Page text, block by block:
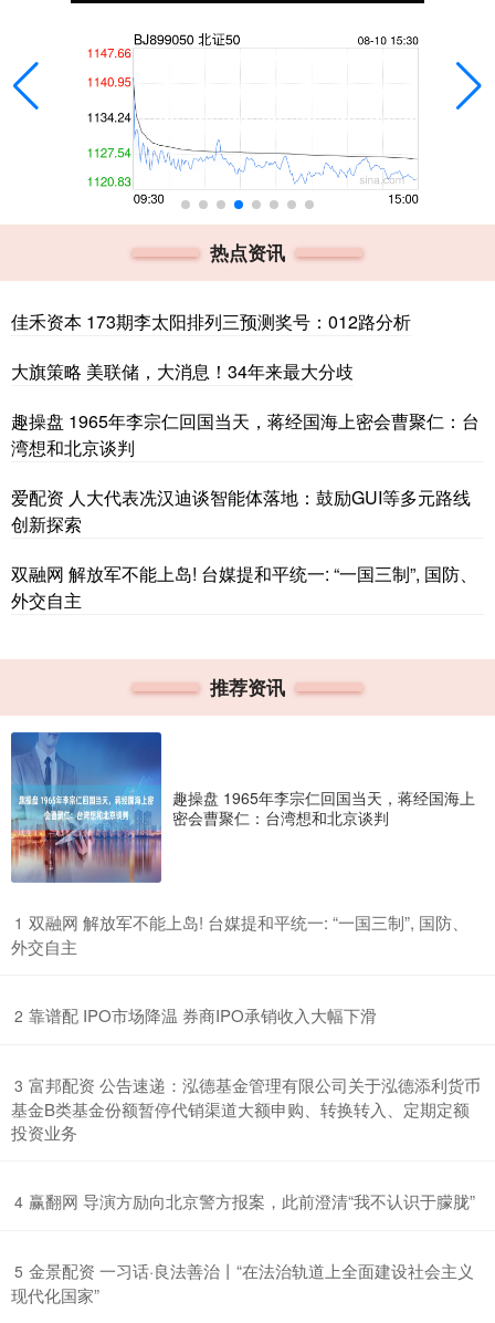
热点资讯
佳禾资本 173期李太阳排列三预测奖号：012路分析
大旗策略 美联储，大消息！34年来最大分歧
趣操盘 1965年李宗仁回国当天，蒋经国海上密会曹聚仁：台
湾想和北京谈判
爱配资 人大代表冼汉迪谈智能体落地：鼓励GUI等多元路线
创新探索
双融网 解放军不能上岛! 台媒提和平统一: “一国三制”, 国防、
外交自主
推荐资讯
趣操盘 1965年李宗仁回国当天，蒋经国海上
密会曹聚仁：台湾想和北京谈判
1 ​双融网 解放军不能上岛! 台媒提和平统一: “一国三制”, 国防、
外交自主
2 ​靠谱配 IPO市场降温 券商IPO承销收入大幅下滑
3 ​富邦配资 公告速递：泓德基金管理有限公司关于泓德添利货币
基金B类基金份额暂停代销渠道大额申购、转换转入、定期定额
投资业务
4 ​赢翻网 导演方励向北京警方报案，此前澄清“我不认识于朦胧”
5 ​金景配资 一习话·良法善治丨“在法治轨道上全面建设社会主义
现代化国家”